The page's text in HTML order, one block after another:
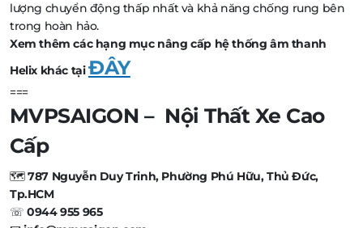
lượng chuyển động thấp nhất và khả năng chống rung bên
trong hoàn hảo.
Xem thêm các hạng mục nâng cấp hệ thống âm thanh
Helix khác tại ĐÂY
===
MVPSAIGON – Nội Thất Xe Cao
Cấp
🗺️787 Nguyễn Duy Trinh, Phường Phú Hữu, Thủ Đức,
Tp.HCM
☏0944 955 965